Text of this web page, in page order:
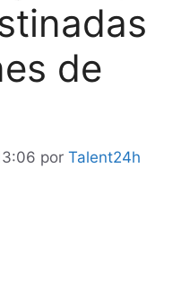
de
por Talent24h